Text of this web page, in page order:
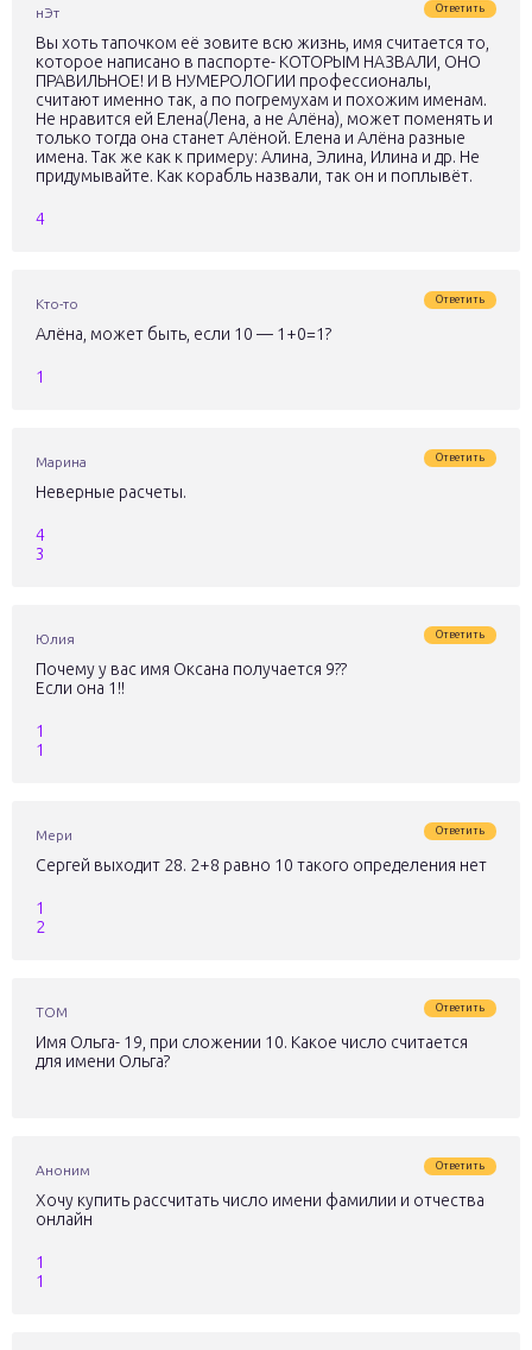
нЭт Ответить
Вы хоть тапочком её зовите всю жизнь, имя считается то,
которое написано в паспорте- КОТОРЫМ НАЗВАЛИ, ОНО
ПРАВИЛЬНОЕ! И В НУМЕРОЛОГИИ профессионалы,
считают именно так, а по погремухам и похожим именам.
Не нравится ей Елена(Лена, а не Алёна), может поменять и
только тогда она станет Алёной. Елена и Алёна разные
имена. Так же как к примеру: Алина, Элина, Илина и др. Не
придумывайте. Как корабль назвали, так он и поплывёт.
4
Кто-то Ответить
Алёна, может быть, если 10 — 1+0=1?
1
Марина Ответить
Неверные расчеты.
4
3
Юлия Ответить
Почему у вас имя Оксана получается 9??
Если она 1!!
1
1
Мери Ответить
Сергей выходит 28. 2+8 равно 10 такого определения нет
1
2
ТОМ Ответить
Имя Ольга- 19, при сложении 10. Какое число считается
для имени Ольга?
Аноним Ответить
Хочу купить рассчитать число имени фамилии и отчества
онлайн
1
1